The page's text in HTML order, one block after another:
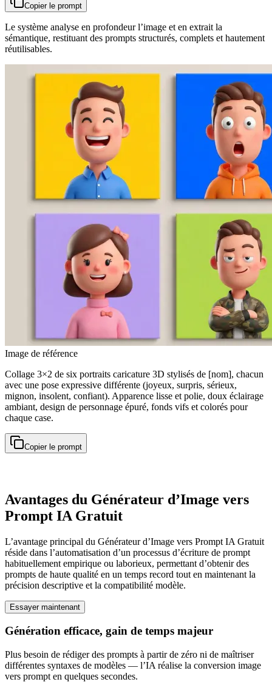
Copier le prompt
Le système analyse en profondeur l’image et en extrait la
sémantique, restituant des prompts structurés, complets et hautement
réutilisables.
Image de référence
Collage 3×2 de six portraits caricature 3D stylisés de [nom], chacun
avec une pose expressive différente (joyeux, surpris, sérieux,
mignon, insolent, confiant). Apparence lisse et polie, doux éclairage
ambiant, design de personnage épuré, fonds vifs et colorés pour
chaque case.
Copier le prompt
Avantages du Générateur d’Image vers
Prompt IA Gratuit
L’avantage principal du Générateur d’Image vers Prompt IA Gratuit
réside dans l’automatisation d’un processus d’écriture de prompt
habituellement empirique ou laborieux, permettant d’obtenir des
prompts de haute qualité en un temps record tout en maintenant la
précision descriptive et la compatibilité modèle.
Essayer maintenant
Génération efficace, gain de temps majeur
Plus besoin de rédiger des prompts à partir de zéro ni de maîtriser
différentes syntaxes de modèles — l’IA réalise la conversion image
vers prompt en quelques secondes.